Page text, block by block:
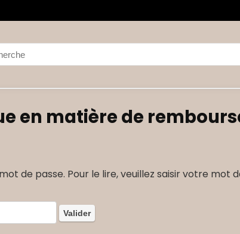
en matière de
de passe. Pour le lire, veuillez saisir votre mot